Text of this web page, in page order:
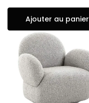
Ajouter au panier